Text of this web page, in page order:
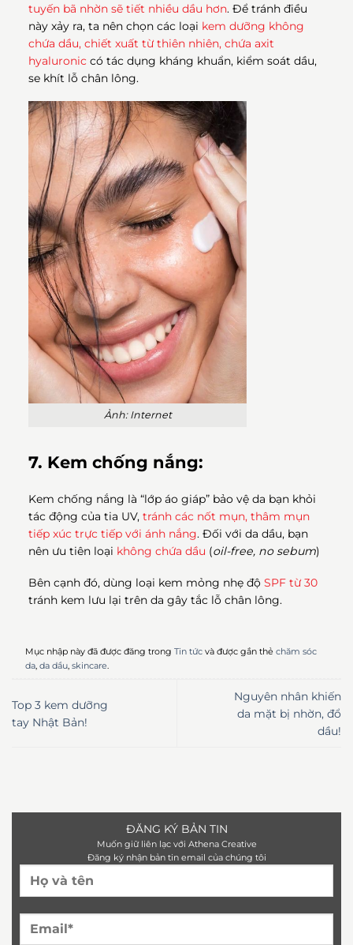
tuyến bã nhờn sẽ tiết nhiều dầu hơn. Để tránh điều
này xảy ra, ta nên chọn các loại kem dưỡng không
chứa dầu, chiết xuất từ thiên nhiên, chứa axit
hyaluronic có tác dụng kháng khuẩn, kiểm soát dầu,
se khít lỗ chân lông.
Ảnh: Internet
7. Kem chống nắng:
Kem chống nắng là “lớp áo giáp” bảo vệ da bạn khỏi
tác động của tia UV,tránh các nốt mụn, thâm mụn
tiếp xúc trực tiếp với ánh nắng. Đối với da dầu, bạn
nên ưu tiên loại không chứa dầu (oil-free, no sebum)
Bên cạnh đó, dùng loại kem mỏng nhẹ độSPF từ 30
tránh kem lưu lại trên da gây tắc lỗ chân lông.
Mục nhập này đã được đăng trong Tin tứcvà được gắn thẻ chăm sóc
da, da dầu, skincare.
Top 3 kem dưỡng
tay Nhật Bản!
Nguyên nhân khiến
da mặt bị nhờn, đổ
dầu!
ĐĂNG KÝ BẢN TIN
Muốn giữ liên lạc với Athena Creative
Đăng ký nhận bản tin email của chúng tôi